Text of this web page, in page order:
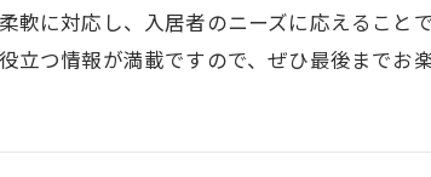
軟に対応し、入居者のニーズに応えること
つ情報が満載ですので、ぜひ最後までお